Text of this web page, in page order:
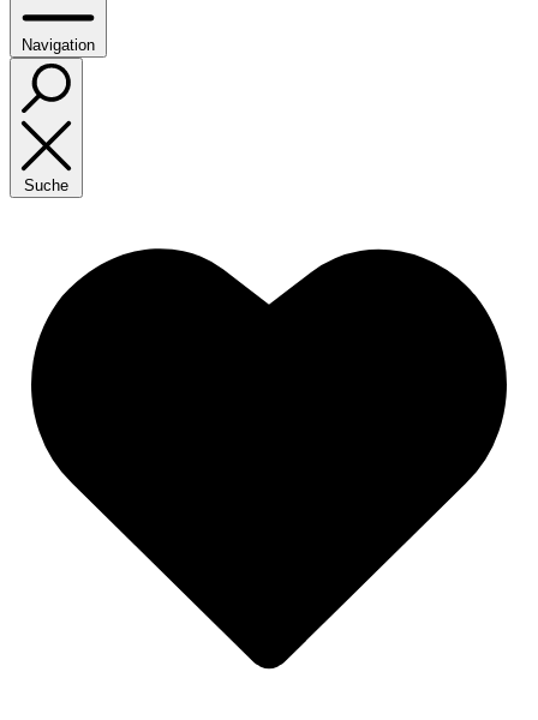
Navigation
Suche